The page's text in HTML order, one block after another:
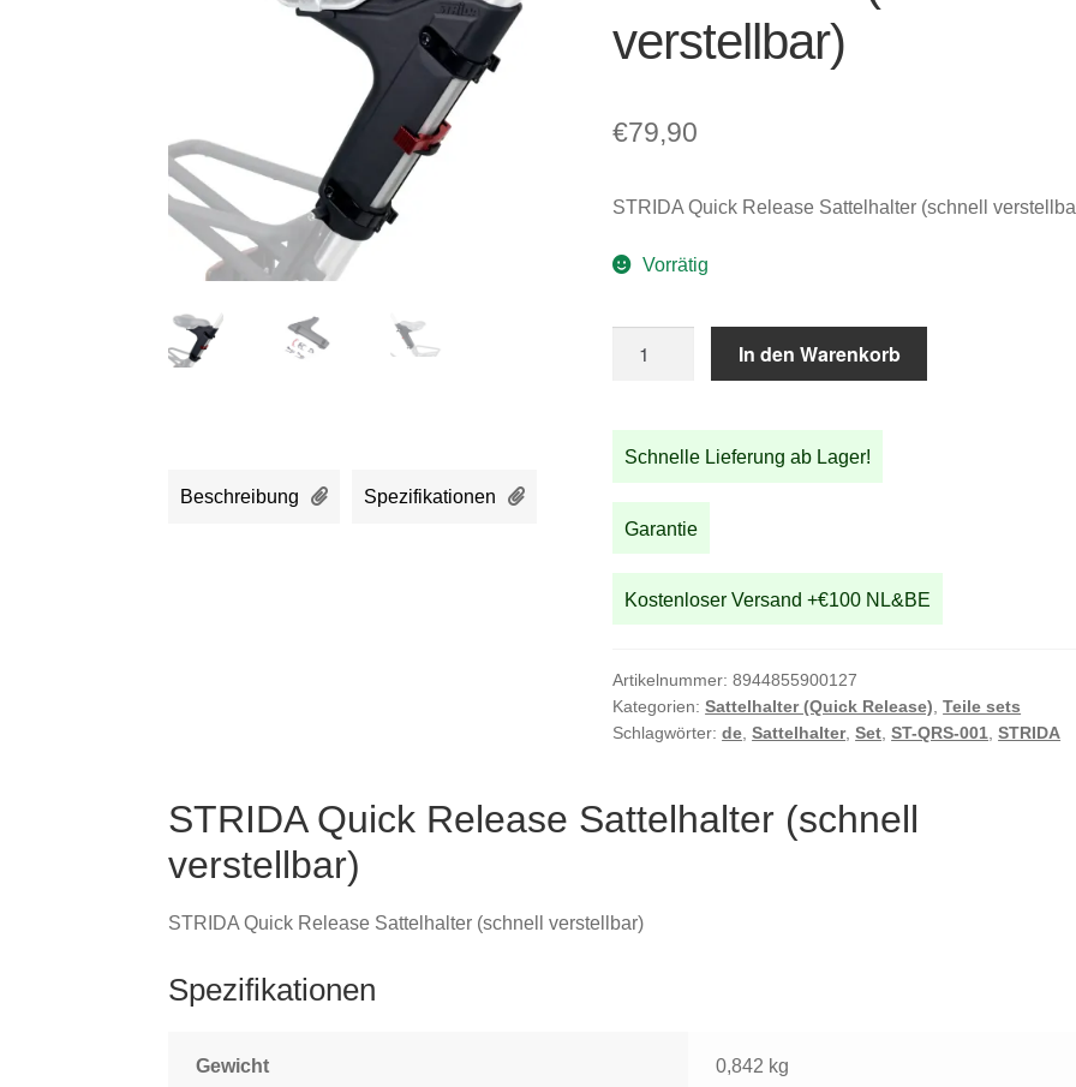
verstellbar)
€79,90
STRIDA Quick Release Sattelhalter (schnell
Vorrätig
Sattelhalter
(schnell
Menge
In den Warenkorb
Schnelle Lieferung ab Lager!
Garantie
Kostenloser Versand +€100 NL&BE
Artikelnummer:8944855900127
Kategorien:Sattelhalter (Quick Release) ,Teile sets
Schlagwörter:de ,Sattelhalter,Set ,ST-QRS-001 ,STRIDA
Beschreibung Spezifikationen
STRIDA Quick Release Sattelhalter (schnell
verstellbar)
STRIDA Quick Release Sattelhalter (schnell verstellbar)
Spezifikationen
Gewicht 0,842 kg